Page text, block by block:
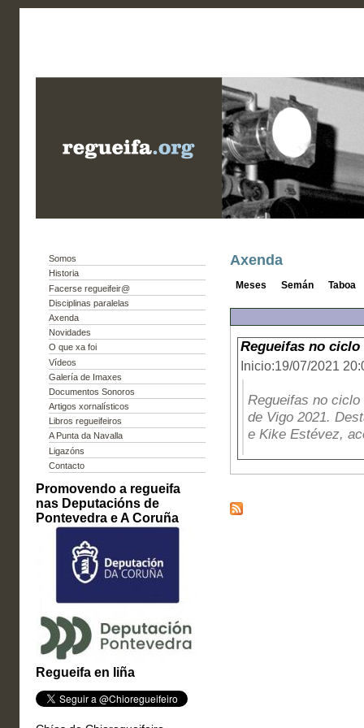
Somos
Historia
Facerse regueifeir@
Disciplinas paralelas
Axenda
Novidades
O que xa foi
Vídeos
Galería de Imaxes
Documentos Sonoros
Artigos xornalísticos
Libros regueifeiros
A Punta da Navalla
Ligazóns
Contacto
Promovendo a regueifa
nas Deputacións de
Pontevedra e A Coruña
Regueifa en liña
Axenda
Meses Semán Taboa
Regueifas no
Inicio:19/07/2021
Regueifas no
de Vigo 2021.
e Kike Estévez,